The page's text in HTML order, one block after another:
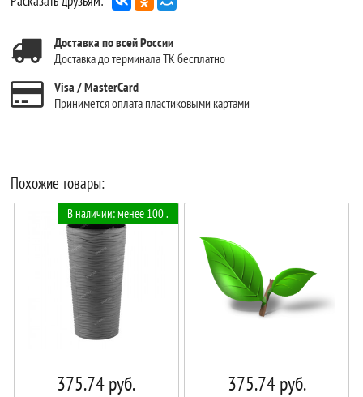
Доставка по всей России
Доставка до терминала ТК бесплатно
Visa / MasterCard
Принимется оплата пластиковыми картами
Похожие товары:
В наличии: менее 100 .
375.74руб. 375.74руб.